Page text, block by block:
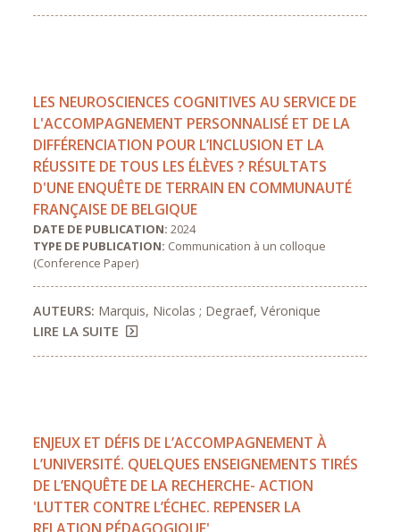
LES NEUROSCIENCES COGNITIVES AU SERVICE DE
L'ACCOMPAGNEMENT PERSONNALISÉ ET DE LA
DIFFÉRENCIATION POUR L’INCLUSION ET LA
RÉUSSITE DE TOUS LES ÉLÈVES ? RÉSULTATS
D'UNE ENQUÊTE DE TERRAIN EN COMMUNAUTÉ
FRANÇAISE DE BELGIQUE
DATE DE PUBLICATION:2024
TYPE DE PUBLICATION: Communication à un colloque
(Conference Paper)
AUTEURS: Marquis, Nicolas ; Degraef, Véronique
LIRE LA SUITE
ENJEUX ET DÉFIS DE L’ACCOMPAGNEMENT À
L’UNIVERSITÉ. QUELQUES ENSEIGNEMENTS TIRÉS
DE L’ENQUÊTE DE LA RECHERCHE- ACTION
'LUTTER CONTRE L’ÉCHEC. REPENSER LA